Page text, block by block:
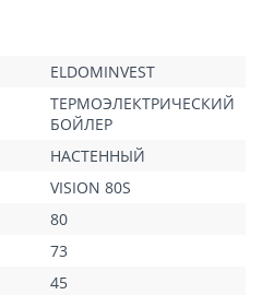
ELDOMINVEST
ТЕРМОЭЛЕКТРИЧЕСКИЙ
БОЙЛЕР
НАСТЕННЫЙ
VISION 80S
80
73
45